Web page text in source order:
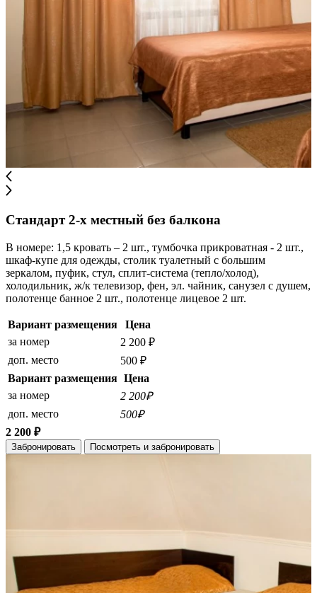
Стандарт 2-х местный без балкона
В номере: 1,5 кровать – 2 шт., тумбочка прикроватная - 2 шт.,
шкаф-купе для одежды, столик туалетный с большим
зеркалом, пуфик, стул, сплит-система (тепло/холод),
холодильник, ж/к телевизор, фен, эл. чайник, санузел с душем,
полотенце банное 2 шт., полотенце лицевое 2 шт.
Вариант размещения
Цена
за номер
2 200 ₽
доп. место
500 ₽
Вариант размещения Цена
за номер
2 200₽
доп. место
500₽
2 200 ₽
Забронировать Посмотреть и забронировать